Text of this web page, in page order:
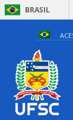
BRASIL